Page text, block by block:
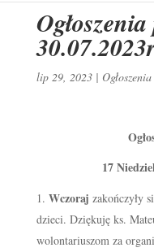
lip 29, 2023|
17
Wczoraj zakończyły
dzieci. Dziękuję ks.
wolontariuszom za